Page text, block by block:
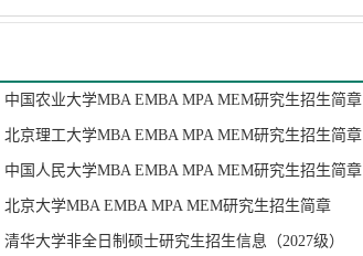
中国农业大学MBA EMBA MPA MEM研究生招生简章
北京理工大学MBA EMBA MPA MEM研究生招生简章
中国人民大学MBA EMBA MPA MEM研究生招生简章
北京大学MBA EMBA MPA MEM研究生招生简章
清华大学非全日制硕士研究生招生信息（2027级）